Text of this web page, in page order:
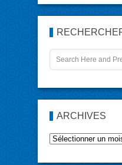
ARCHIVES